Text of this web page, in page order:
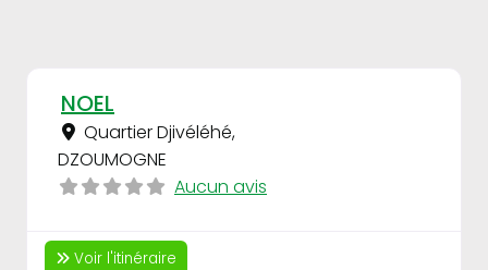
NOEL
Quartier Djivéléhé,
DZOUMOGNE
Aucun avis
Voir l'itinéraire